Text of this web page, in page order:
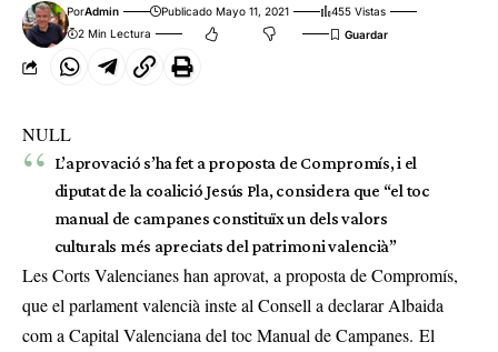
PorAdmin Publicado Mayo 11, 2021
455 Vistas
2 Min Lectura
NULL
L’aprovació s’ha fet a proposta de Compromís, i el
diputat de la coalició Jesús Pla, considera que “el toc
manual de campanes constituïx un dels valors
culturals més apreciats del patrimoni valencià”
Les Corts Valencianes han aprovat, a proposta de Compromís,
que el parlament valencià inste al Consell a declarar Albaida
com a Capital Valenciana del toc Manual de Campanes. El